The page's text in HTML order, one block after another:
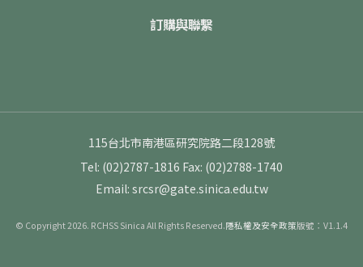
訂購與聯繫
115台北市南港區研究院路二段128號
Tel: (02)2787-1816 Fax: (02)2788-1740
Email: srcsr@gate.sinica.edu.tw
© Copyright 2026. RCHSS Sinica All Rights Reserved.隱私權及安全政策版號：V1.1.4